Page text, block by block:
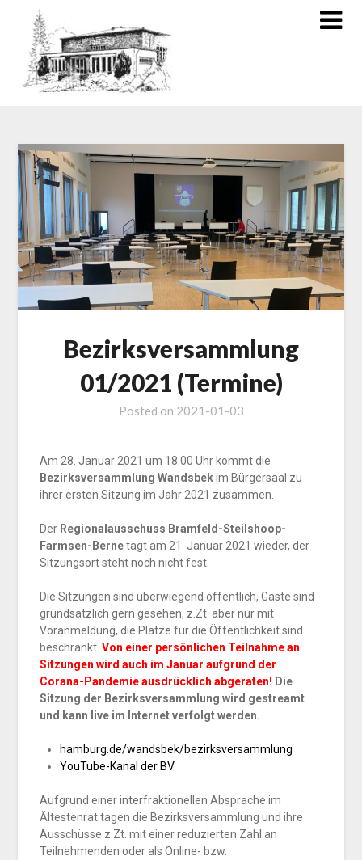
Bezirksversammlung
01/2021 (Termine)
Posted on 2021-01-03
Am 28. Januar 2021 um 18:00 Uhr kommt die
Bezirksversammlung Wandsbekim Bürgersaal zu
ihrer ersten Sitzung im Jahr 2021 zusammen.
Der Regionalausschuss Bramfeld-Steilshoop-
Farmsen-Bernetagt am 21. Januar 2021 wieder, der
Sitzungsort steht noch nicht fest.
Die Sitzungen sind überwiegend öffentlich, Gäste sind
grundsätzlich gern gesehen, z.Zt. aber nur mit
Voranmeldung, die Plätze für die Öffentlichkeit sind
beschränkt. Von einer persönlichen Teilnahme an
Sitzungen wird auch im Januar aufgrund der
Corana-Pandemie ausdrücklich abgeraten! Die
Sitzung der Bezirksversammlung wird gestreamt
und kann live im Internet verfolgt werden.
hamburg.de/wandsbek/bezirksversammlung
YouTube-Kanal der BV
Aufgrund einer interfraktionellen Absprache im
Ältestenrat tagen die Bezirksversammlung und ihre
Ausschüsse z.Zt. mit einer reduzierten Zahl an
Teilnehmenden oder als Online- bzw.